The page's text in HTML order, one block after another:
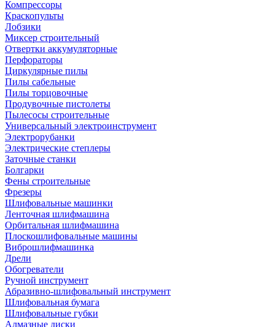
Компрессоры
Краскопульты
Лобзики
Миксер строительный
Отвертки аккумуляторные
Перфораторы
Циркулярные пилы
Пилы сабельные
Пилы торцовочные
Продувочные пистолеты
Пылесосы строительные
Универсальный электроинструмент
Электрорубанки
Электрические степлеры
Заточные станки
Болгарки
Фены строительные
Фрезеры
Шлифовальные машинки
Ленточная шлифмашина
Орбитальная шлифмашина
Плоскошлифовальные машины
Виброшлифмашинка
Дрели
Обогреватели
Ручной инструмент
Абразивно-шлифовальный инструмент
Шлифовальная бумага
Шлифовальные губки
Алмазные диски